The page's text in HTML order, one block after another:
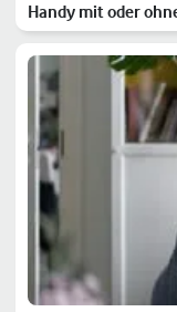
Handy mit oder